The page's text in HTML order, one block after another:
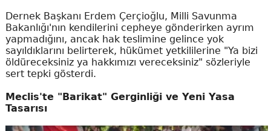
Dernek Başkanı Erdem Çerçioğlu, Milli Savunma
Bakanlığı'nın kendilerini cepheye gönderirken ayrım
yapmadığını, ancak hak teslimine gelince yok
sayıldıklarını belirterek, hükümet yetkililerine "Ya bizi
öldüreceksiniz ya hakkımızı vereceksiniz" sözleriyle
sert tepki gösterdi.
Meclis'te "Barikat" Gerginliği ve Yeni Yasa
Tasarısı